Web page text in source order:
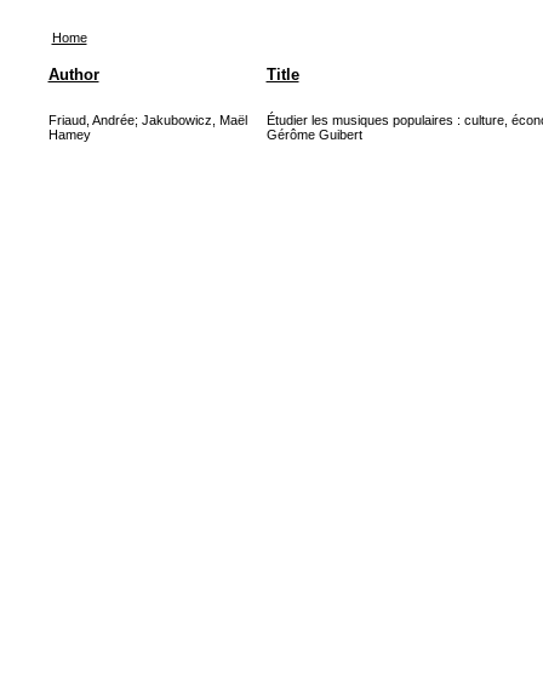
Home
Author Title
Friaud, Andrée; Jakubowicz, Maël
Hamey
Étudier les musiques populaires : culture,
Gérôme Guibert